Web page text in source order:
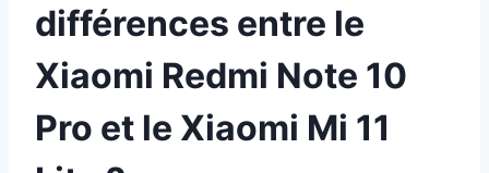
différences entre le
Xiaomi Redmi Note 10
Pro et le Xiaomi Mi 11